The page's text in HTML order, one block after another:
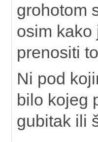
grohotom
osim kako
prenositi
Ni pod
bilo kojeg
gubitak ili